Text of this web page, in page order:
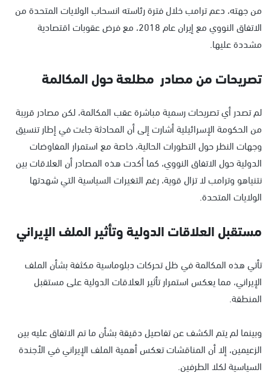
من جهته، دعم ترامب خلال فترة رئاسته انسحاب الولايات المتحدة من
الاتفاق النووي مع إيران عام 2018، مع فرض عقوبات اقتصادية
مشددة عليها.
تصريحات من مصادر مطلعة حول المكالمة
لم تصدر أي تصريحات رسمية مباشرة عقب المكالمة، لكن مصادر قريبة
من الحكومة الإسرائيلية أشارت إلى أن المحادثة جاءت في إطار تنسيق
وجهات النظر حول التطورات الحالية، خاصة مع استمرار المفاوضات
الدولية حول الاتفاق النووي، كما أكدت هذه المصادر أن العلاقات بين
نتنياهو وترامب لا تزال قوية، رغم التغيرات السياسية التي شهدتها
الولايات المتحدة.
مستقبل العلاقات الدولية وتأثير الملف الإيراني
تأتي هذه المكالمة في ظل تحركات دبلوماسية مكثفة بشأن الملف
الإيراني، مما يعكس استمرار تأثير العلاقات الدولية على مستقبل
المنطقة.
وبينما لم يتم الكشف عن تفاصيل دقيقة بشأن ما تم الاتفاق عليه بين
الزعيمين، إلا أن المناقشات تعكس أهمية الملف الإيراني في الأجندة
السياسية لكلا الطرفين.